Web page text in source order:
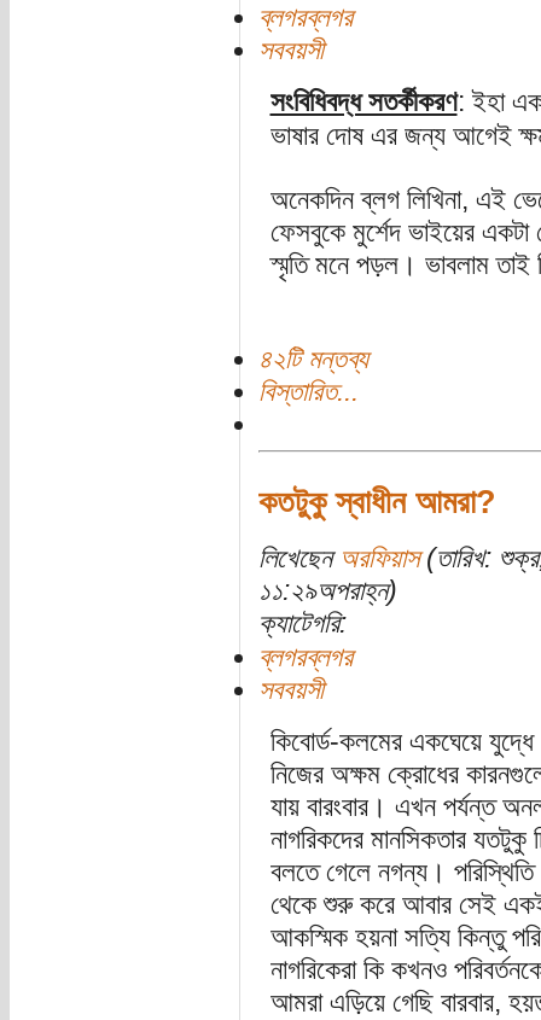
ব্লগরব্লগর
সববয়সী
সংবিধিবদ্ধ সতর্কীকরণ: ইহা
ভাষার দোষ এর জন্য আগেই
অনেকদিন ব্লগ লিখিনা, এই
ফেসবুকে মুর্শেদ ভাইয়ের
স্মৃতি মনে পড়ল। ভাবলাম তাই
৪২টি মন্তব্য
বিস্তারিত...
কতটুকু স্বাধীন আমরা?
লিখেছেন অরফিয়াস(তারিখ:
১১:২৯অপরাহ্ন)
ক্যাটেগরি:
ব্লগরব্লগর
সববয়সী
কিবোর্ড-কলমের একঘেয়ে
নিজের অক্ষম ক্রোধের
যায় বারংবার। এখন পর্যন্ত
নাগরিকদের মানসিকতার যতটুকু
বলতে গেলে নগন্য।
থেকে শুরু করে আবার সেই একই
আকস্মিক হয়না সত্যি কিন্তু
নাগরিকেরা কি কখনও
আমরা এড়িয়ে গেছি বারবার,